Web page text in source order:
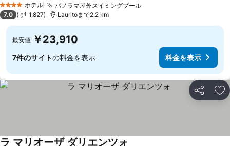
4 ホテルのランク
ホテル パノラマ屋外スイミングプール
7.0 1,827 Lauritoまで2.2 km
最安値 ￥23,910
7件のサイトの料金を表示 料金を表示
シェア お
ラ マリオーザ ダリエンツォ